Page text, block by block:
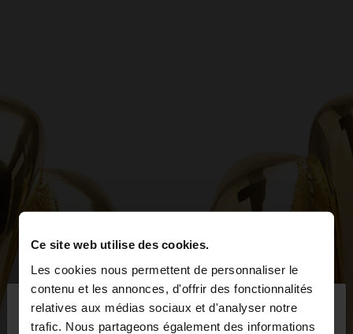
Ce site web utilise des cookies.
Les cookies nous permettent de personnaliser le
contenu et les annonces, d'offrir des fonctionnalités
relatives aux médias sociaux et d'analyser notre
trafic. Nous partageons également des informations
bonjour ×